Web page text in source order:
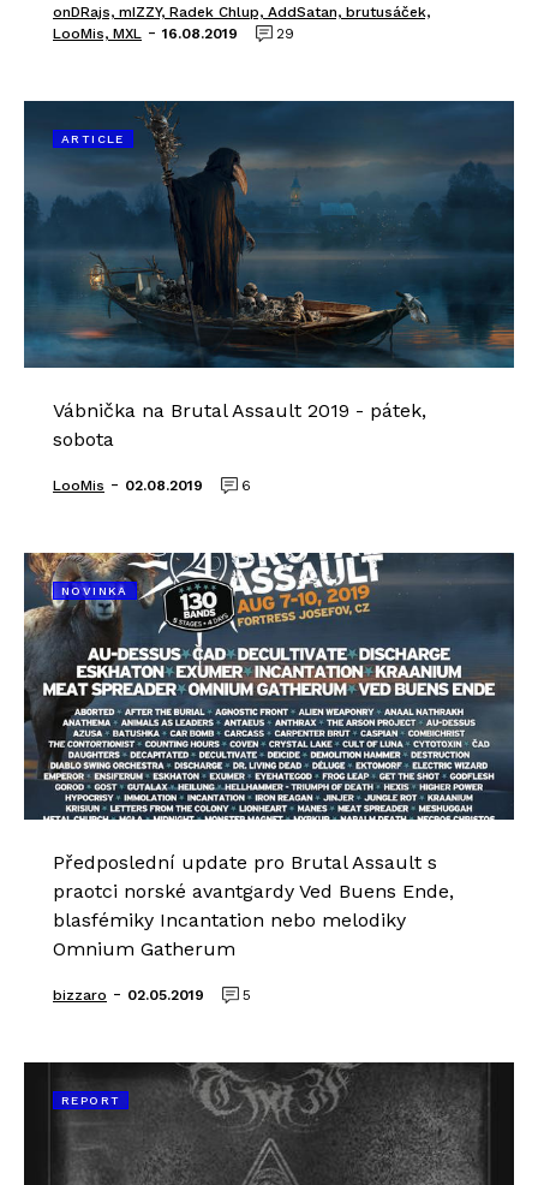
onDRajs, mIZZY, Radek Chlup, AddSatan, brutusáček,
LooMis, MXL - 16.08.2019 29
ARTICLE
Vábnička na Brutal Assault 2019 - pátek,
sobota
LooMis - 02.08.2019 6
NOVINKA
Předposlední update pro Brutal Assault s
praotci norské avantgardy Ved Buens Ende,
blasfémiky Incantation nebo melodiky
Omnium Gatherum
bizzaro - 02.05.2019 5
REPORT